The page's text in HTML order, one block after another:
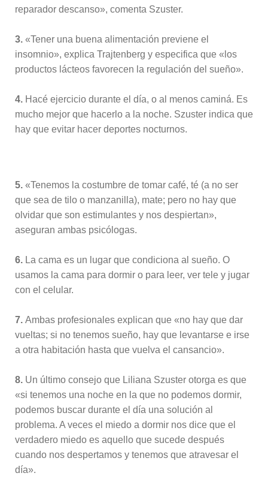
reparador descanso», comenta Szuster.
3. «Tener una buena alimentación previene el
insomnio», explica Trajtenberg y especifica que «los
productos lácteos favorecen la regulación del sueño».
4. Hacé ejercicio durante el día, o al menos caminá. Es
mucho mejor que hacerlo a la noche. Szuster indica que
hay que evitar hacer deportes nocturnos.
5. «Tenemos la costumbre de tomar café, té (a no ser
que sea de tilo o manzanilla), mate; pero no hay que
olvidar que son estimulantes y nos despiertan»,
aseguran ambas psicólogas.
6. La cama es un lugar que condiciona al sueño. O
usamos la cama para dormir o para leer, ver tele y jugar
con el celular.
7. Ambas profesionales explican que «no hay que dar
vueltas; si no tenemos sueño, hay que levantarse e irse
a otra habitación hasta que vuelva el cansancio».
8. Un último consejo que Liliana Szuster otorga es que
«si tenemos una noche en la que no podemos dormir,
podemos buscar durante el día una solución al
problema. A veces el miedo a dormir nos dice que el
verdadero miedo es aquello que sucede después
cuando nos despertamos y tenemos que atravesar el
día».